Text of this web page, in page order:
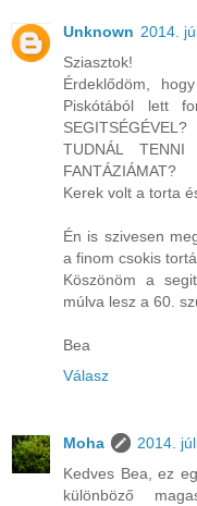
Unknown 2014.
Sziasztok!
Érdeklődöm,
Piskótából lett
TUDNÁL
FANTÁZIÁMAT?
Kerek volt a torta
Én is szivesen
a finom csokis
Köszönöm a
múlva lesz a 60.
Bea
Válasz
Moha
2014.
Kedves Bea, ez
különböző